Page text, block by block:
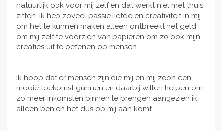
natuurlijk ook voor mij zelf en dat werkt niet met thuis
zitten. Ik heb zoveel passie liefde en creativiteit in mij
om het te kunnen maken alleen ontbreekt het geld
om mij zelf te voorzien van papieren om zo ook mijn
creaties uit te oefenen op mensen.
Ik hoop dat er mensen zijn die mij en mij zoon een
mooie toekomst gunnen en daarbij willen helpen om
zo meer inkomsten binnen te brengen aangezien ik
alleen ben en het dus op mij aan komt.